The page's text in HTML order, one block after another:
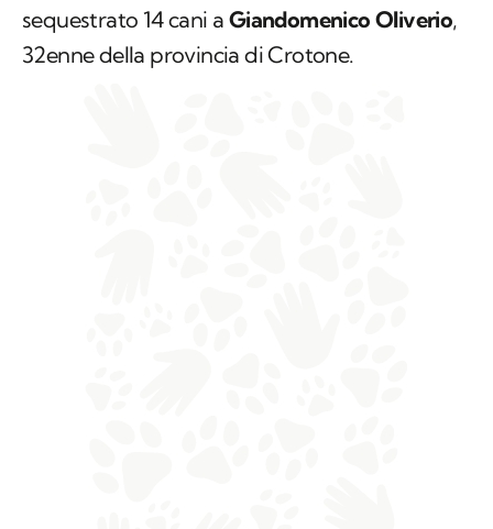
sequestrato 14 cani a Giandomenico Oliverio,
32enne della provincia di Crotone.